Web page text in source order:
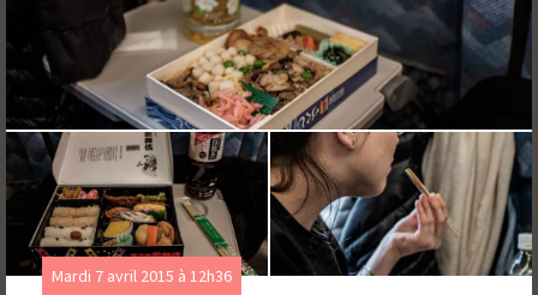
Mardi 7 avril 2015 à 12h36